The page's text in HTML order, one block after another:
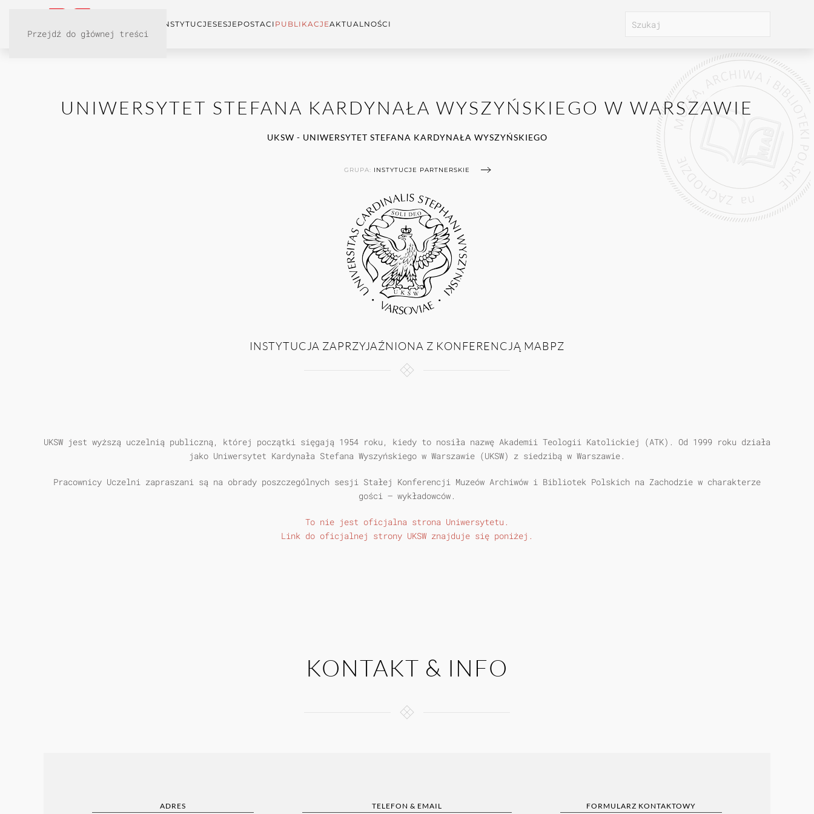
Przejdź do głównej treści
INSTYTUCJESESJEPOSTACI PUBLIKACJEAKTUALNOŚCI
UNIWERSYTET STEFANA KARDYNAŁA WYSZYŃSKIEGO W WARSZAWIE
UKSW - UNIWERSYTET STEFANA KARDYNAŁA WYSZYŃSKIEGO
GRUPA: INSTYTUCJE PARTNERSKIE
INSTYTUCJA ZAPRZYJAŹNIONA Z KONFERENCJĄ MABPZ
UKSW jest wyższą uczelnią publiczną, której początki sięgają 1954 roku, kiedy to nosiła nazwę Akademii Teologii Katolickiej (ATK). Od 1999 roku działa
jako Uniwersytet Kardynała Stefana Wyszyńskiego w Warszawie (UKSW) z siedzibą w Warszawie.
Pracownicy Uczelni zapraszani są na obrady poszczególnych sesji Stałej Konferencji Muzeów Archiwów i Bibliotek Polskich na Zachodzie w charakterze
gości – wykładowców.
To nie jest oficjalna strona Uniwersytetu.
Link do oficjalnej strony UKSW znajduje się poniżej.
KONTAKT & INFO
ADRES TELEFON & EMAIL FORMULARZ KONTAKTOWY